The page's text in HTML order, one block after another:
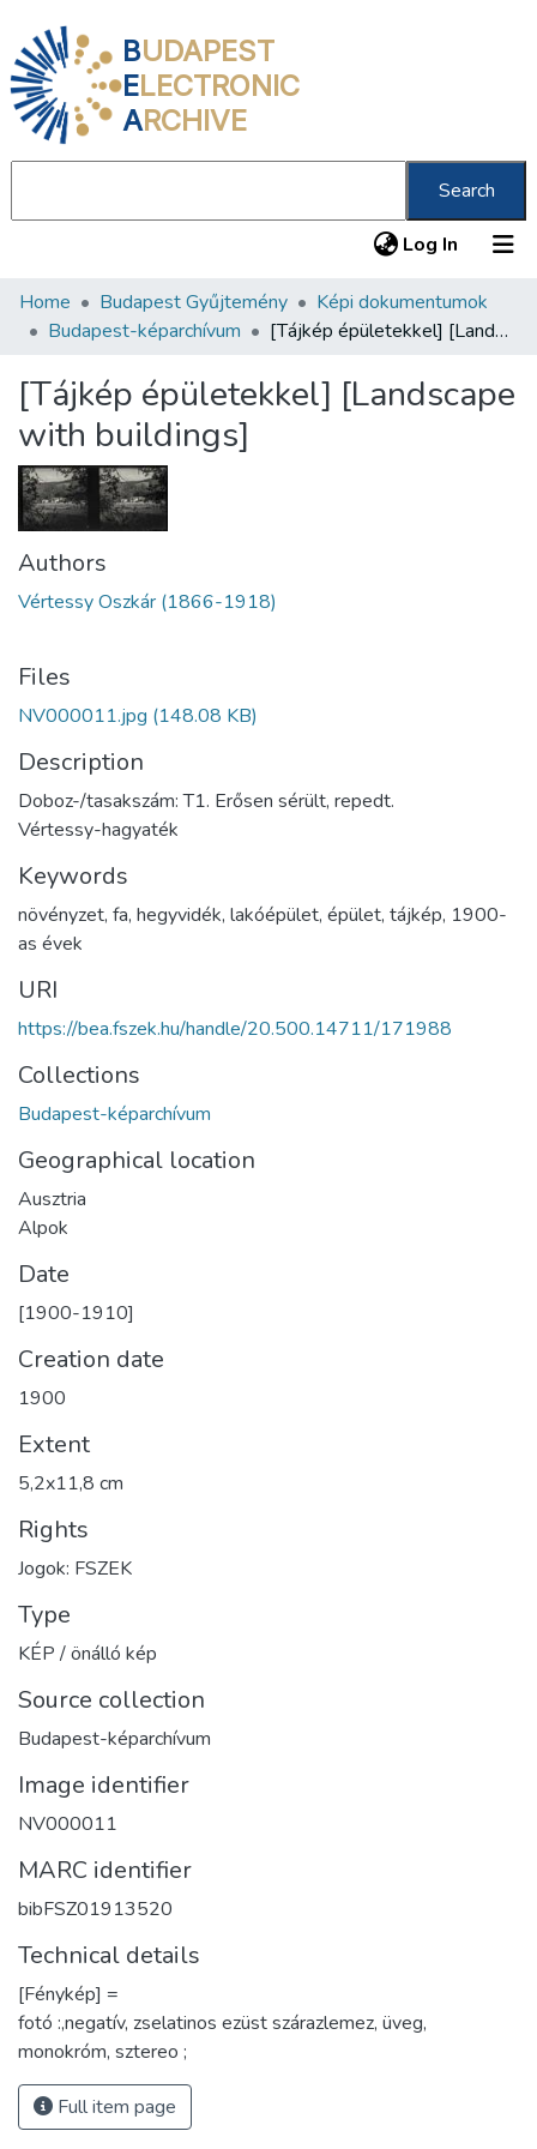
BUDAPEST
ELECTRONIC
ARCHIVE
Search
Log In (current)
Communities & Collections
Statistics
About us
Home Budapest Gyűjtemény
Képi dokumentumok
Budapest-képarchívum
[Tájkép épületekkel] [Landscape with buildings]
[Tájkép épületekkel] [Landscape
with buildings]
Authors
Vértessy Oszkár (1866-1918)
Files
NV000011.jpg (148.08 KB)
Description
Doboz-/tasakszám: T1. Erősen sérült, repedt.
Vértessy-hagyaték
Keywords
növényzet, fa, hegyvidék, lakóépület, épület, tájkép, 1900-
as évek
URI
https://bea.fszek.hu/handle/20.500.14711/171988
Collections
Budapest-képarchívum
Geographical location
Ausztria
Alpok
Date
[1900-1910]
Creation date
1900
Extent
5,2x11,8 cm
Rights
Jogok: FSZEK
Type
KÉP / önálló kép
Source collection
Budapest-képarchívum
Image identifier
NV000011
MARC identifier
bibFSZ01913520
Technical details
[Fénykép] =
fotó :,negatív, zselatinos ezüst szárazlemez, üveg,
monokróm, sztereo ;
Full item page